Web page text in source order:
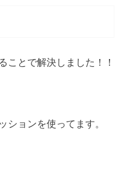
ことで解決しました！！
ョンを使ってます。